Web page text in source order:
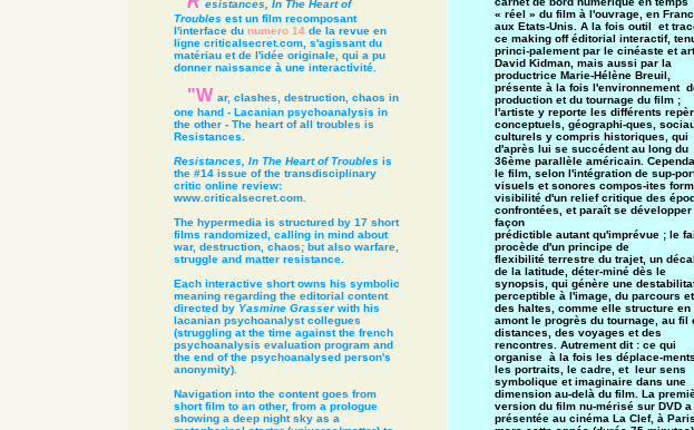
esistances, In The Heart of
Troubles est un film recomposant
l'interface du numero 14de la revue en
ligne criticalsecret.com, s'agissant du
matériau et de l'idée originale, qui a pu
donner naissance à une interactivité.
"W ar, clashes, destruction, chaos in
one hand - Lacanian psychoanalysis in
the other - The heart of all troubles is
Resistances.
Resistances, In The Heart of Troubles is
the #14 issue of the transdisciplinary
critic online review:
www.criticalsecret.com.
The hypermedia is structured by 17 short
films randomized, calling in mind about
war, destruction, chaos; but also warfare,
struggle and matter resistance.
Each interactive short owns his symbolic
meaning regarding the editorial content
directed by Yasmine Grasserwith his
lacanian psychoanalyst collegues
(struggling at the time against the french
psychoanalysis evaluation program and
the end of the psychoanalysed person's
anonymity).
Navigation into the content goes from
short film to an other, from a prologue
showing a deep night sky as a
« réel » du film à l'ouvrage, en
aux Etats-Unis. A la fois outil et
ce making off éditorial interactif,
princi-palement par le cinéaste et
David Kidman, mais aussi par la
productrice Marie-Hélène Breuil,
présente à la fois l'environnement
production et du tournage du film ;
l'artiste y reporte les différents
conceptuels, géographi-ques,
culturels y compris historiques, qui
d'après lui se succédent au long du
36ème parallèle américain.
le film, selon l'intégration de sup-
visuels et sonores compos-ites
visibilité d'un relief critique des
confrontées, et paraît se développer
façon
prédictible autant qu'imprévue ; le
procède d'un principe de
flexibilité terrestre du trajet, un
de la latitude, déter-miné dès le
synopsis, qui génère une
perceptible à l'image, du parcours et
des haltes, comme elle structure en
amont le progrès du tournage, au fil
distances, des voyages et des
rencontres. Autrement dit : ce qui
organise à la fois les déplace-ments,
les portraits, le cadre, et leur sens
symbolique et imaginaire dans une
dimension au-delà du film. La
version du film nu-mérisé sur DVD a
présentée au cinéma La Clef, à